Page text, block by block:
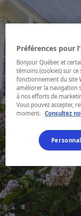
Préférences pour
Bonjour Québec et
témoins (cookies) sur
fonctionnement du site
améliorer la navigation
à nos efforts de
Vous pouvez accepter,
moment. Consultez